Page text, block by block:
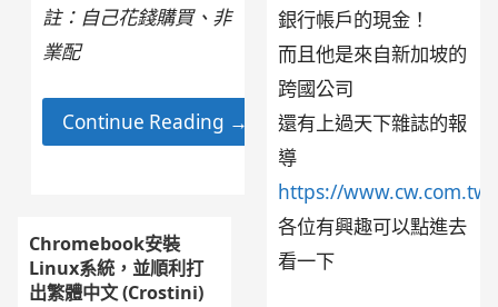
銀行帳戶的現金！
而且他是來自新加坡的
跨國公司
還有上過天下雜誌的報
導
https://
各位有興趣可以點進去
看一下
註：自己花錢購買、非
業配
Continue Reading →
Chromebook安裝
Linux系統，並順利打
出繁體中文 (Crostini)